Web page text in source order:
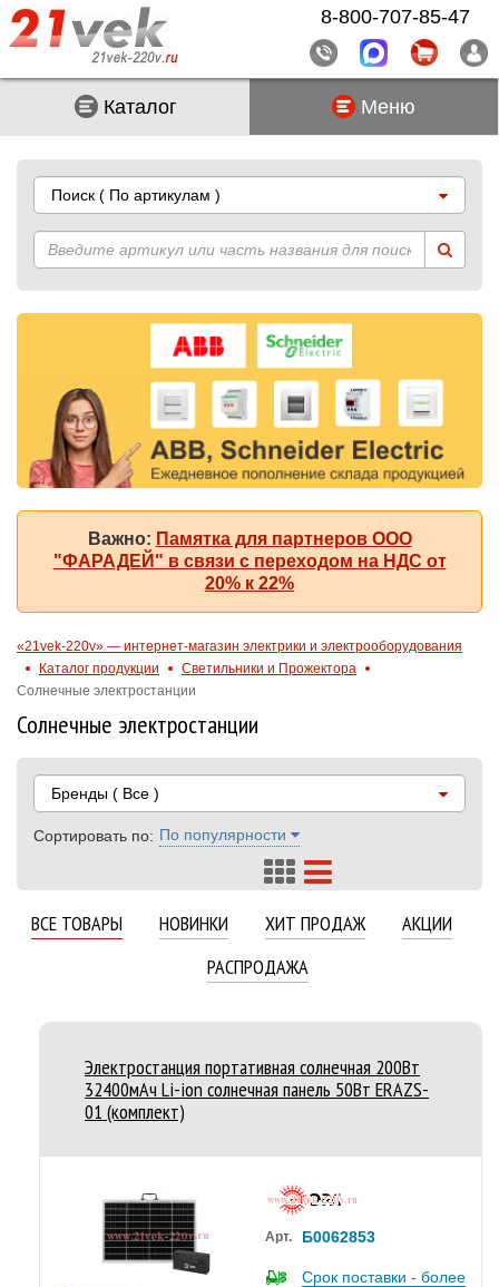
Каталог Меню
Поиск ( По артикулам )
Важно: Памятка для партнеров ООО
"ФАРАДЕЙ" в связи с переходом на НДС от
20% к 22%
«21vek-220v» — интернет-магазин электрики и электрооборудования
Каталог продукции
Светильники и Прожектора
Солнечные электростанции
Солнечные электростанции
Бренды ( Все )
Сортировать по: По популярности
ВСЕ ТОВАРЫ НОВИНКИ ХИТ ПРОДАЖ
АКЦИИ
РАСПРОДАЖА
Электростанция портативная солнечная 200Вт
32400мАч Li-ion солнечная панель 50Вт ERAZS-
01 (комплект)
Арт. Б0062853
Срок поставки - более
8-800-707-85-47